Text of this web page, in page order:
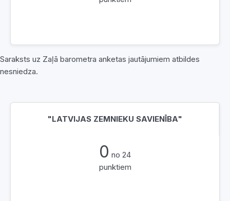
Saraksts uz Zaļā barometra anketas jautājumiem atbildes
nesniedza.
"LATVIJAS ZEMNIEKU SAVIENĪBA"
0 no 24
punktiem